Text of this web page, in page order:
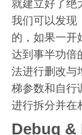
就建立好了绝
我们可以发现
的，如果一开
达到事半功倍
法进行删改与
梯参数和自行
进行拆分并在
Debug &